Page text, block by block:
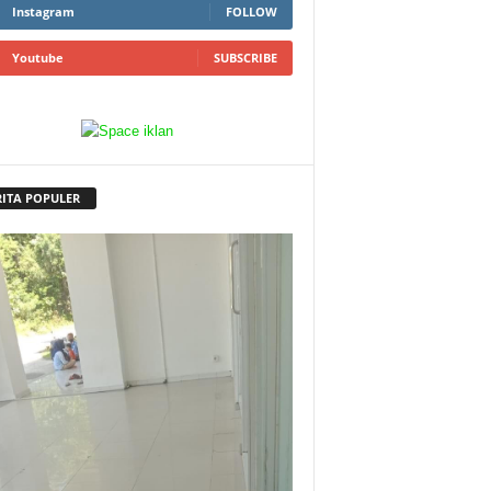
Instagram FOLLOW
Youtube SUBSCRIBE
POPULER